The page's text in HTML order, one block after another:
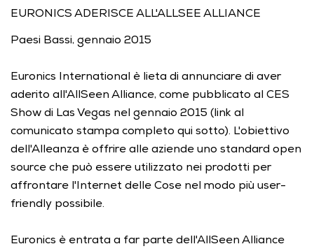
EURONICS ADERISCE ALL'ALLSEE ALLIANCE
Paesi Bassi, gennaio 2015
Euronics International è lieta di annunciare di aver
aderito all'AllSeen Alliance, come pubblicato al CES
Show di Las Vegas nel gennaio 2015 (link al
comunicato stampa completo qui sotto). L'obiettivo
dell'Alleanza è offrire alle aziende uno standard open
source che può essere utilizzato nei prodotti per
affrontare l'Internet delle Cose nel modo più user-
friendly possibile.
Euronics è entrata a far parte dell'AllSeen Alliance